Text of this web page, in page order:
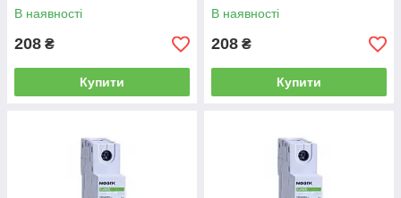
В наявності
208 ₴
Купити
В наявності
208 ₴
Купити